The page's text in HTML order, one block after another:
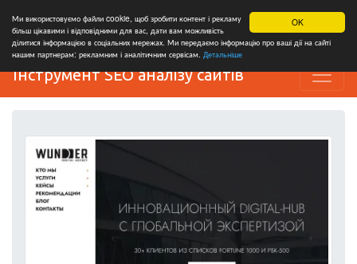
OK
Ми використовуємо файли cookie, щоб зробити контент і рекламу
більш цікавими і відповідними для вас, дати вам можливість
ділитися інформацією в соціальних мережах. Ми передаємо інформацію про ваші дії на сайті
нашим партнерам: рекламним і аналітичним сервісам. Детальніше
Інструмент SEO аналізу сайтів